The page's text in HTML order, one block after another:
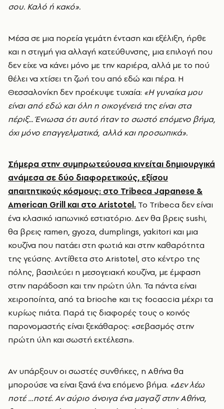
σου. Καλό ή κακό».
Μέσα σε μια πορεία γεμάτη ένταση και εξέλιξη, ήρθε
και η στιγμή για αλλαγή κατεύθυνσης, μια επιλογή που
δεν είχε να κάνει μόνο με την καριέρα, αλλά με το πού
θέλει να χτίσει τη ζωή του από εδώ και πέρα. Η
Θεσσαλονίκη δεν προέκυψε τυχαία: «Η γυναίκα μου
είναι από εδώ και όλη η οικογένειά της είναι στα
πέριξ... Ένιωσα ότι αυτό ήταν το σωστό επόμενο βήμα,
όχι μόνο επαγγελματικά, αλλά και προσωπικά».
Σήμερα στην συμπρωτεύουσα κινείται δημιουργικά
ανάμεσα σε δύο διαφορετικούς, εξίσου
απαιτητικούς κόσμους: στο Tribeca Japanese &
American Grill και στο Aristotel. Το Tribeca δεν είναι
ένα κλασικό ιαπωνικό εστιατόριο. Δεν θα βρεις sushi,
θα βρεις ramen, gyoza, dumplings, yakitori και μια
κουζίνα που πατάει στη φωτιά και στην καθαρότητα
της γεύσης. Αντίθετα στο Aristotel, στο κέντρο της
πόλης, βασιλεύει η μεσογειακή κουζίνα, με έμφαση
στην παράδοση και την πρώτη ύλη. Τα πάντα είναι
χειροποίητα, από τα brioche και τις focaccia μέχρι τα
κυρίως πιάτα. Παρά τις διαφορές τους ο κοινός
παρονομαστής είναι ξεκάθαρος: «σεβασμός στην
πρώτη ύλη και σωστή εκτέλεση».
Αν υπάρξουν οι σωστές συνθήκες, η Αθήνα θα
μπορούσε να είναι ξανά ένα επόμενο βήμα. «Δεν λέω
ποτέ …ποτέ. Αν αύριο άνοιγα ένα μαγαζί στην Αθήνα,